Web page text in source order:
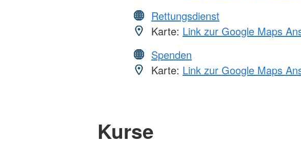
Rettungsdienst
Karte: Link zur Google Maps
Spenden
Karte: Link zur Google Maps
Kurse